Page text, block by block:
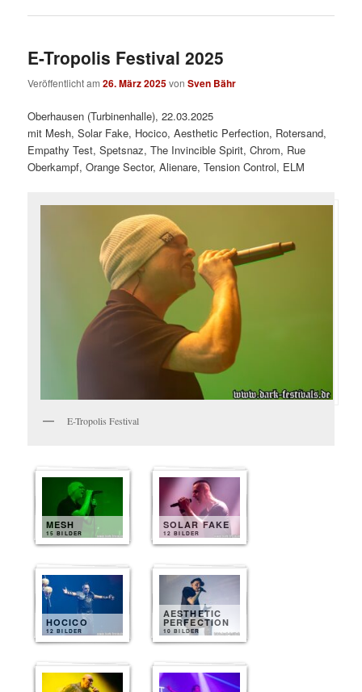
E-Tropolis Festival 2025
Veröffentlicht am26. März 2025vonSven Bähr
Oberhausen (Turbinenhalle), 22.03.2025
mit Mesh, Solar Fake, Hocico, Aesthetic Perfection, Rotersand,
Empathy Test, Spetsnaz, The Invincible Spirit, Chrom, Rue
Oberkampf, Orange Sector, Alienare, Tension Control, ELM
E-Tropolis Festival
MESH
15 BILDER
SOLAR FAKE
12 BILDER
HOCICO
12 BILDER
AESTHETIC
PERFECTION
10 BILDER